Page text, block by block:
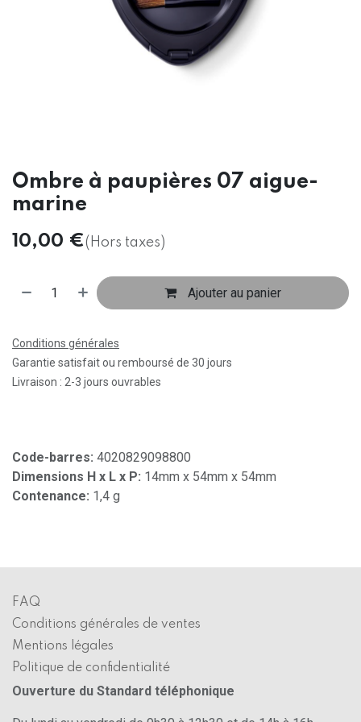
Ombre à paupières 07 aigue-
marine
10,00 €(Hors taxes)
Ajouter au panier
Conditions générales
Garantie satisfait ou remboursé de 30 jours
Livraison : 2-3 jours ouvrables
Code-barres: 4020829098800
Dimensions H x L x P: 14mm x 54mm x 54mm
Contenance: 1,4 g
FAQ
Conditions générales de ventes
Mentions légales
Politique de confidentialité
Ouverture du Standard téléphonique